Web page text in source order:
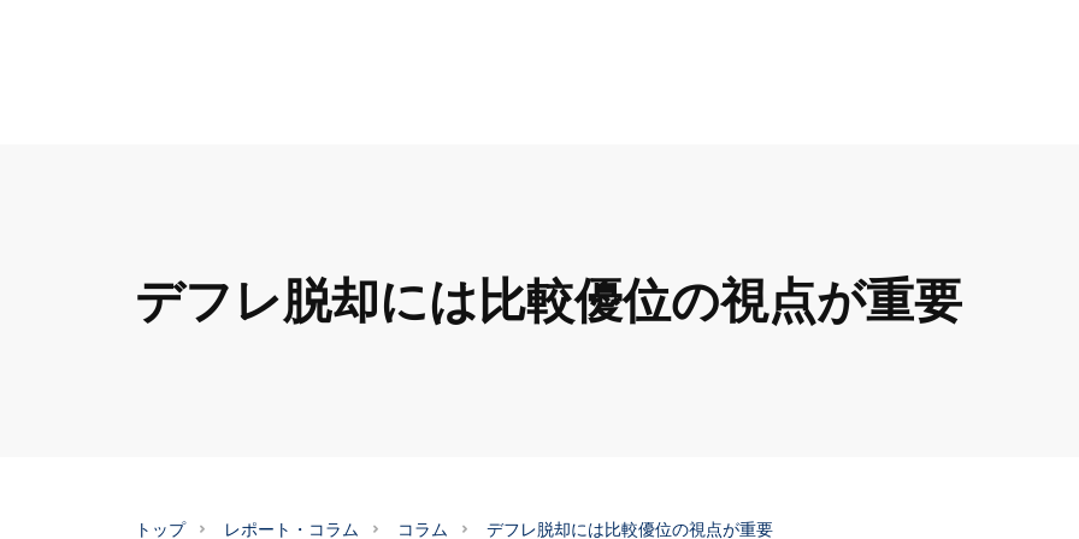
デフレ脱却には比較優位の視点が重要
トップ レポート・コラム コラム デフレ脱却には比較優位の視点が重要